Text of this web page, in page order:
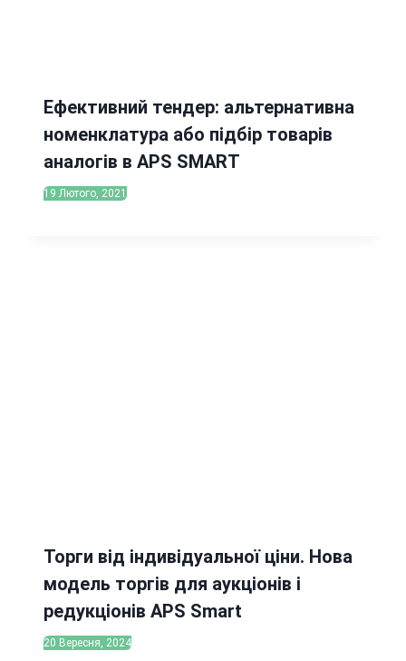
Ефективний тендер: альтернативна
номенклатура або підбір товарів
аналогів в APS SMART
19 Лютого, 2021
Торги від індивідуальної ціни. Нова
модель торгів для аукціонів і
редукціонів APS Smart
20 Вересня, 2024